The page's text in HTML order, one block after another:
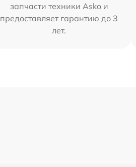
запчасти техники Asko и
предоставляет гарантию до 3
лет.